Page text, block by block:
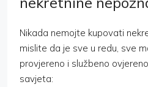
Nikada nemojte kupovati
mislite da je sve u redu, sve
provjereno i službeno
savjeta: